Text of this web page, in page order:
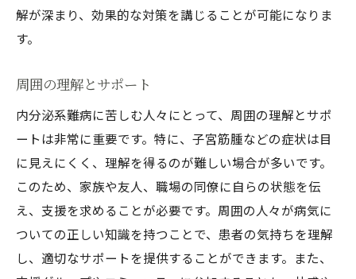
解が深まり、効果的な対策を講じることが可能になりま
す。
周囲の理解とサポート
内分泌系難病に苦しむ人々にとって、周囲の理解とサポ
ートは非常に重要です。特に、子宮筋腫などの症状は目
に見えにくく、理解を得るのが難しい場合が多いです。
このため、家族や友人、職場の同僚に自らの状態を伝
え、支援を求めることが必要です。周囲の人々が病気に
ついての正しい知識を持つことで、患者の気持ちを理解
し、適切なサポートを提供することができます。また、